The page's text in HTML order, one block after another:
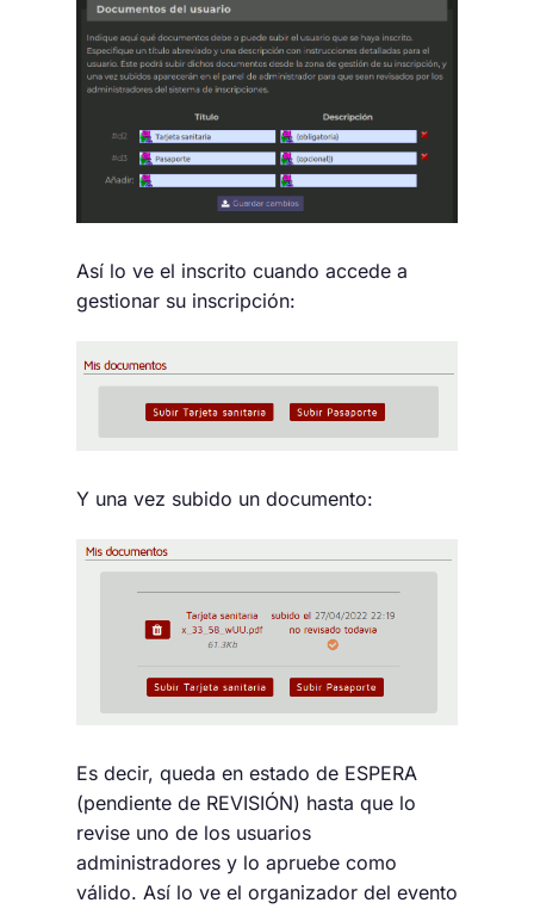
Así lo ve el inscrito cuando accede a
gestionar su inscripción:
Y una vez subido un documento:
Es decir, queda en estado de ESPERA
(pendiente de REVISIÓN) hasta que lo
revise uno de los usuarios
administradores y lo apruebe como
válido. Así lo ve el organizador del evento